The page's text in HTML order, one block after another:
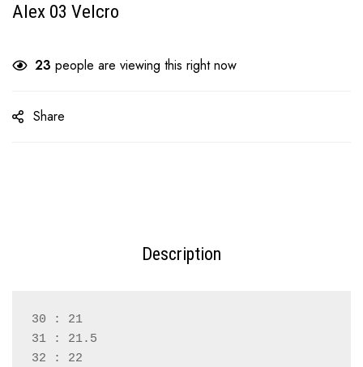
Alex 03 Velcro
23 people are viewing this right now
Share
Description
30 : 21
31 : 21.5
32 : 22